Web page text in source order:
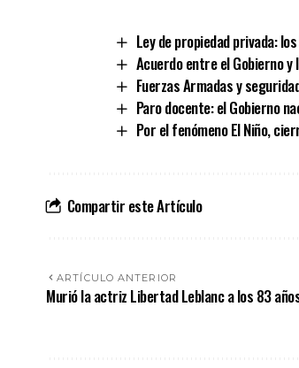
Ley de propiedad privada:
Acuerdo entre el Gobierno
Fuerzas Armadas y
Paro docente: el Gobierno
Por el fenómeno El Niño,
Compartir este Artículo
ARTÍCULO ANTERIOR
Murió la actriz Libertad Leblanc a los 83